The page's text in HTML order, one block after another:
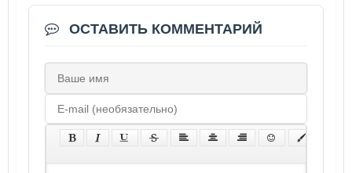
ОСТАВИТЬ КОММЕНТАРИЙ